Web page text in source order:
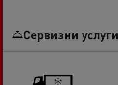
Сервизни услуги